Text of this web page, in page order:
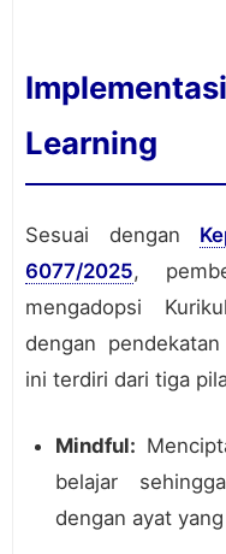
Learning
Sesuai dengan
6077/2025,
mengadopsi
dengan pendekatan
ini terdiri dari tiga
Mindful:
belajar
dengan ayat